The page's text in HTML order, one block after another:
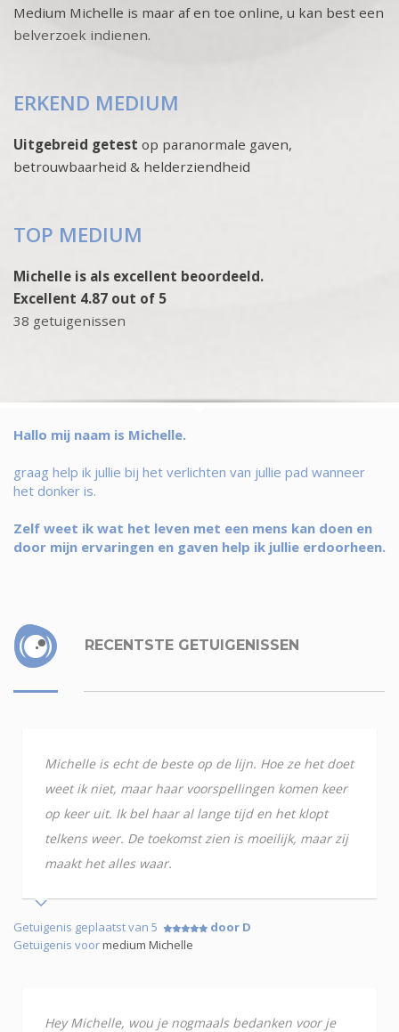
Medium Michelle is maar af en toe online, u kan best een
belverzoek indienen.
ERKEND MEDIUM
Uitgebreid getest op paranormale gaven,
betrouwbaarheid & helderziendheid
TOP MEDIUM
Michelle is als excellent beoordeeld.
Excellent 4.87 out of 5
38 getuigenissen
Hallo mij naam is Michelle.
graag help ik jullie bij het verlichten van jullie pad wanneer
het donker is.
Zelf weet ik wat het leven met een mens kan doen en
door mijn ervaringen en gaven help ik jullie erdoorheen.
RECENTSTE GETUIGENISSEN
Michelle is echt de beste op de lijn. Hoe ze het doet
weet ik niet, maar haar voorspellingen komen keer
op keer uit. Ik bel haar al lange tijd en het klopt
telkens weer. De toekomst zien is moeilijk, maar zij
maakt het alles waar.
Getuigenis geplaatst van 5
door D
Getuigenis voormedium Michelle
Hey Michelle, wou je nogmaals bedanken voor je